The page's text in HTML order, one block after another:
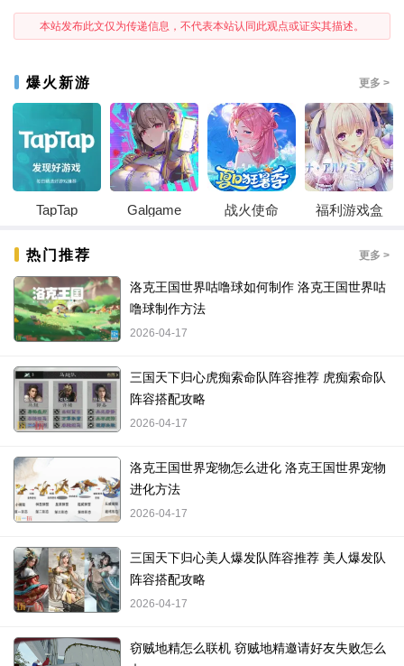
本站发布此文仅为传递信息，不代表本站认同此观点或证实其描述。
爆火新游 更多 >
TapTap Galgame 战火使命 福利游戏盒
热门推荐 更多 >
洛克王国世界咕噜球如何制作 洛克王国世界咕
噜球制作方法
2026-04-17
三国天下归心虎痴索命队阵容推荐 虎痴索命队
阵容搭配攻略
2026-04-17
洛克王国世界宠物怎么进化 洛克王国世界宠物
进化方法
2026-04-17
三国天下归心美人爆发队阵容推荐 美人爆发队
阵容搭配攻略
2026-04-17
窃贼地精怎么联机 窃贼地精邀请好友失败怎么